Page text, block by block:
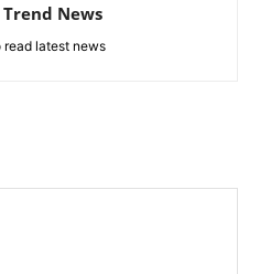
News
read latest news